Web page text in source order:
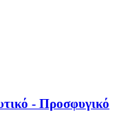
- Προσφυγικό